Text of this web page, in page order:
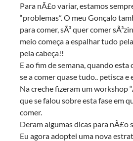
Para nÃ£o variar, estamos
“problemas”. O meu Gonçalo
para comer, sÃ³ quer comer
meio começa a espalhar tudo
pela cabeça!!
E ao fim de semana, quando esta
se a comer quase tudo.. petisca e
Na creche fizeram um workshop
que se falou sobre esta fase em
comer.
Deram algumas dicas para nÃ£o
Eu agora adoptei uma nova